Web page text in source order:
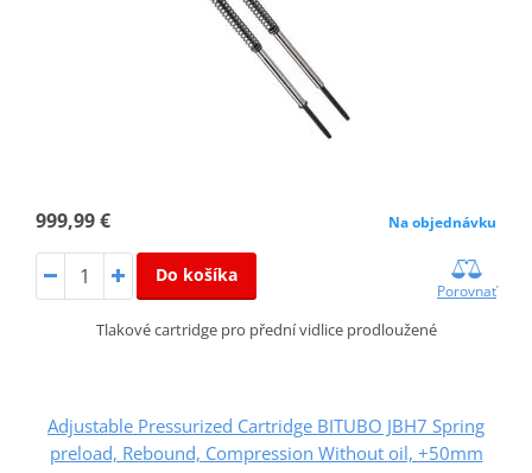
999,99 € Na objednávku
Do košíka
Porovnať
Tlakové cartridge pro přední vidlice prodloužené
Adjustable Pressurized Cartridge BITUBO JBH7 Spring
preload, Rebound, Compression Without oil, +50mm